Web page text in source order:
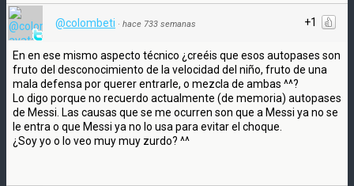
+1
@colombeti · hace 733 semanas
En en ese mismo aspecto técnico ¿creéis que esos autopases son
fruto del desconocimiento de la velocidad del niño, fruto de una
mala defensa por querer entrarle, o mezcla de ambas ^^?
Lo digo porque no recuerdo actualmente (de memoria) autopases
de Messi. Las causas que se me ocurren son que a Messi ya no se
le entra o que Messi ya no lo usa para evitar el choque.
¿Soy yo o lo veo muy muy zurdo? ^^